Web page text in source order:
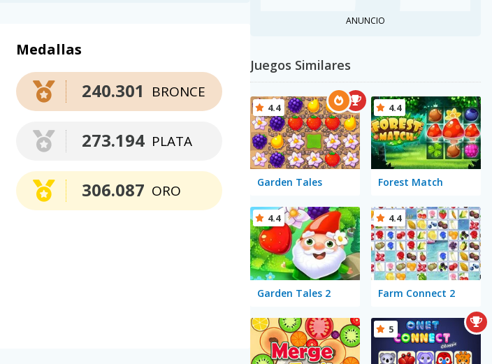
Medallas
BRONCE
240.301
PLATA
273.194
ORO
306.087
ANUNCIO
Juegos Similares
Garden Tales
4.4
Forest Match
4.4
Garden Tales 2
4.4
Farm Connect 2
4.4
5